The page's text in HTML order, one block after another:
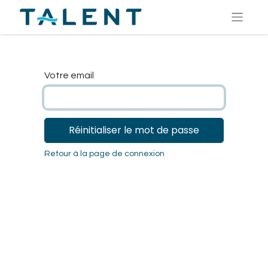
Votre email
Réinitialiser le mot de passe
Retour à la page de connexion